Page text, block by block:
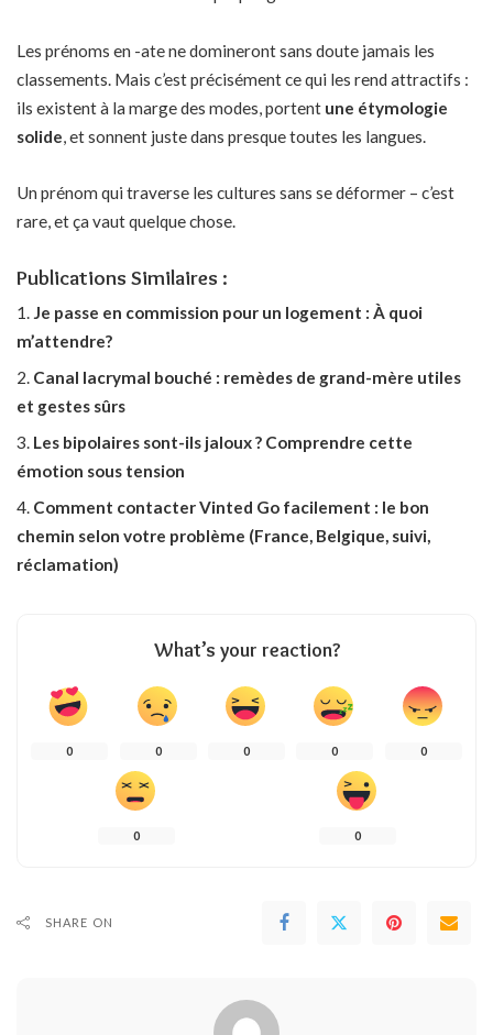
Les prénoms en -ate ne domineront sans doute jamais les
classements. Mais c’est précisément ce qui les rend attractifs :
ils existent à la marge des modes, portent une étymologie
solide, et sonnent juste dans presque toutes les langues.
Un prénom qui traverse les cultures sans se déformer – c’est
rare, et ça vaut quelque chose.
Publications Similaires :
Je passe en commission pour un logement : À quoi
m’attendre?
Canal lacrymal bouché : remèdes de grand-mère utiles
et gestes sûrs
Les bipolaires sont-ils jaloux ? Comprendre cette
émotion sous tension
Comment contacter Vinted Go facilement : le bon
chemin selon votre problème (France, Belgique, suivi,
réclamation)
What’s your reaction?
0 0 0 0 0
0 0
SHARE ON